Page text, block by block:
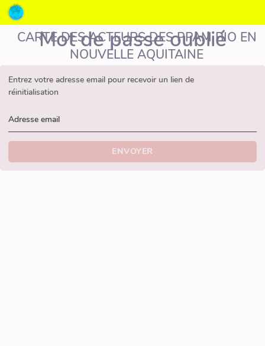
CARTE DES ACTEURS DES PPAM BIO EN
NOUVELLE AQUITAINE
Mot de passe oublié
Entrez votre adresse email pour recevoir un lien de
réinitialisation
Adresse email
ENVOYER